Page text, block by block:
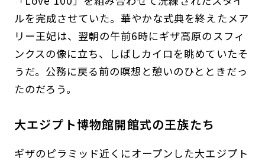
ルを完成させていた。華やかな式典を終えたメア
リー王妃は、翌朝の午前6時にギザ高原のスフィ
ンクスの像に立ち、しばしカイロを眺めていたそ
うだ。公務に戻る前の瞑想と憩いのひとときだっ
たのだろう。
大エジプト博物館開館式の王族たち
ギザのピラミッド近くにオープンした大エジプト